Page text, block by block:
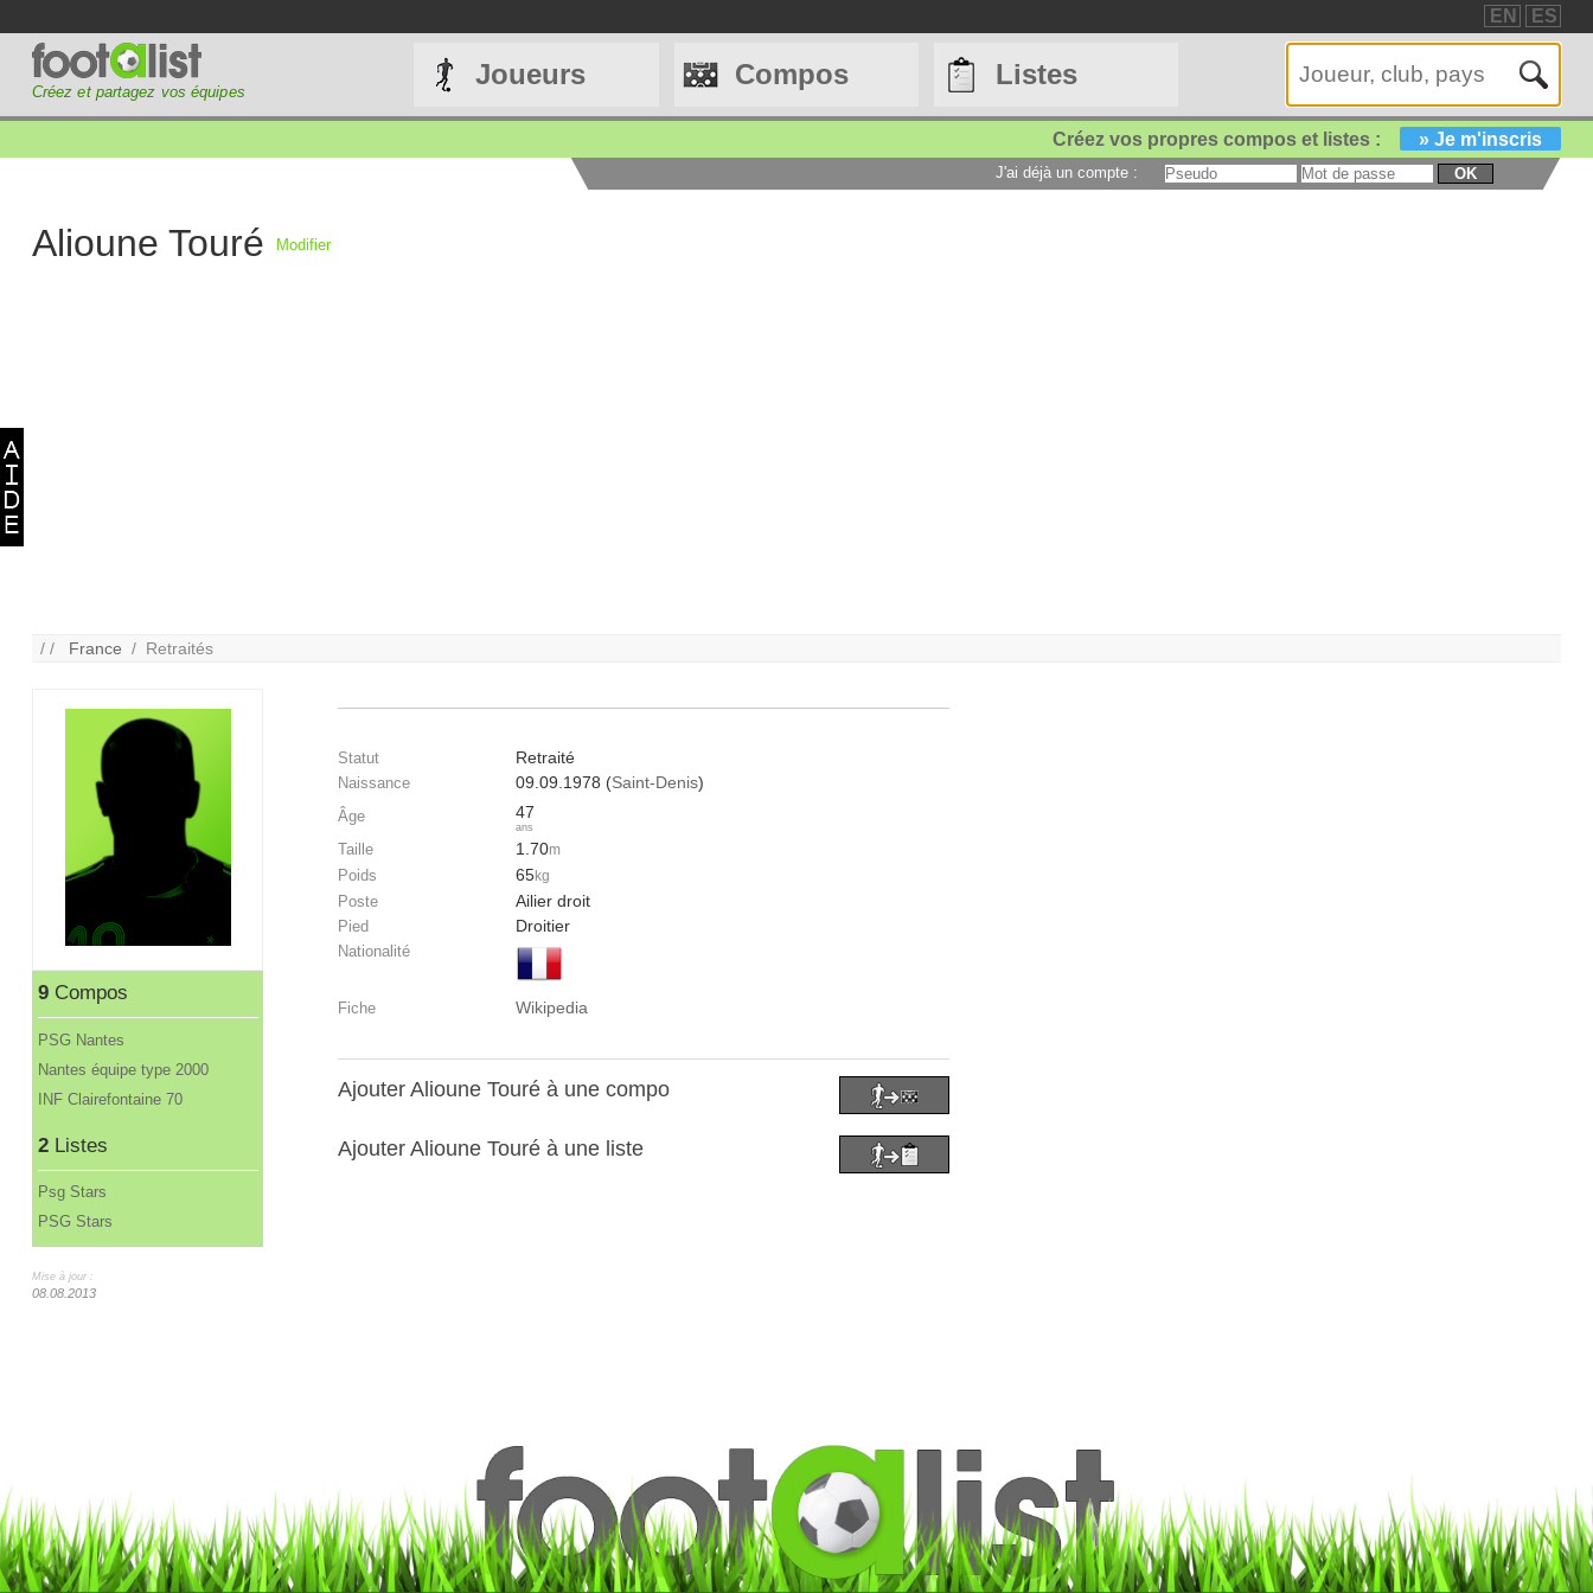
EN ES
Créez et partagez vos équipes
Joueurs Compos Listes
Créez vos propres compos et listes : » Je m'inscris
J'ai déjà un compte : OK
Alioune Touré Modifier
/ / France / Retraités
9Compos
PSG Nantes
Nantes équipe type 2000
INF Clairefontaine 70
2Listes
Psg Stars
PSG Stars
Mise à jour :
08.08.2013
Statut Retraité
Naissance 09.09.1978 (Saint-Denis)
Âge 47
ans
Taille 1.70m
Poids 65kg
Poste Ailier droit
Pied Droitier
Nationalité
Fiche Wikipedia
Ajouter Alioune Touré à une compo
Ajouter Alioune Touré à une liste